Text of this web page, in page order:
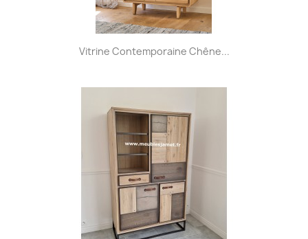
Vitrine Contemporaine Chêne...